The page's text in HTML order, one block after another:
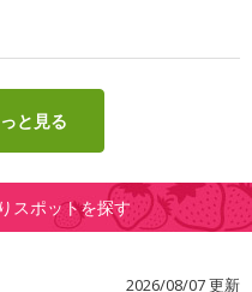
と見る
スポットを探す
2026/08/07 更新